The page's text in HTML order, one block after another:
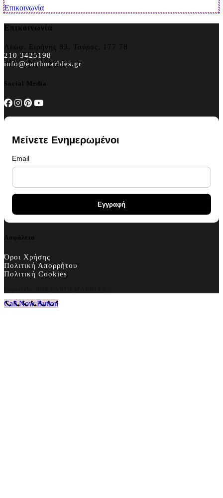
Επικοινωνία
Επικοινωνία
Λεώφ. Ειρήνης 83, Ταύρος, 177 78
210 3425198
info@earthmarbles.gr
Social Media
Μείνετε Ενημερωμένοι
Email
Ασφάλεια
Όροι Χρήσης
Πολιτική Απορρήτου
Πολιτική Cookies
Call Now Button